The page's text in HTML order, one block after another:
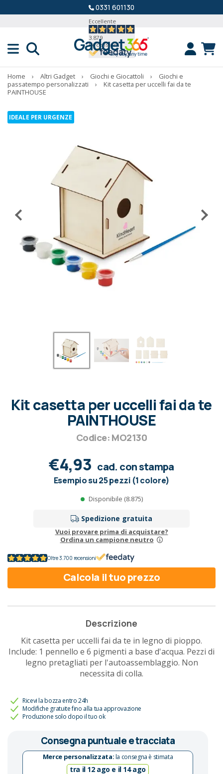
0331 601130
Eccellente
3.879
Recensioni
Home › Altri Gadget › Giochi e Giocattoli ›
Giochi e
passatempo personalizzati
›
Kit casetta per uccelli fai da te
PAINTHOUSE
IDEALE PER URGENZE
Kit casetta per uccelli fai da te
PAINTHOUSE
Codice: MO2130
€4,93 cad. con stampa
Esempio su 25 pezzi (1 colore)
Disponibile (8.875)
Spedizione gratuita
Vuoi provare prima di acquistare?
Ordina un campione neutro
Oltre 3.700 recensioni
Calcola il tuo prezzo
Descrizione
Kit casetta per uccelli fai da te in legno di pioppo.
Include: 1 pennello e 6 pigmenti a base d'acqua. Pezzi di
legno pretagliati per l'autoassemblaggio. Non
necessita di colla.
Ricevi la bozza entro 24h
Modifiche gratuite fino alla tua approvazione
Produzione solo dopo il tuo ok
Consegna puntuale e tracciata
Merce personalizzata:la consegna è stimata
tra il 12 ago e il 14 ago